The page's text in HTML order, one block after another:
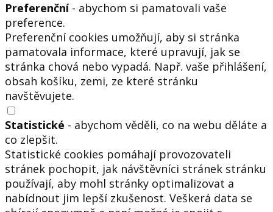
Preferenční- abychom si pamatovali vaše
preference.
Preferenční cookies umožňují, aby si stránka
pamatovala informace, které upravují, jak se
stránka chová nebo vypadá. Např. vaše přihlášení,
obsah košíku, zemi, ze které stránku
navštěvujete.
Statistické - abychom věděli, co na webu děláte a
co zlepšit.
Statistické cookies pomáhají provozovateli
stránek pochopit, jak návštěvníci stránek stránku
používají, aby mohl stránky optimalizovat a
nabídnout jim lepší zkušenost. Veškerá data se